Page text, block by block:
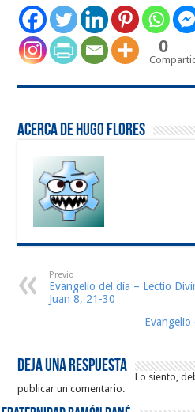
0
Acerca de HUGO FLORES
Previo
Evangelio del día – Lectio
Juan 8, 21-30
Evangelio
Deja una respuesta
Lo siento,
publicar un comentario.